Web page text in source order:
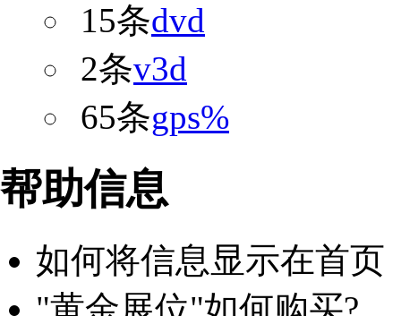
15条dvd
2条v3d
65条gps%
帮助信息
如何将信息显示在首页